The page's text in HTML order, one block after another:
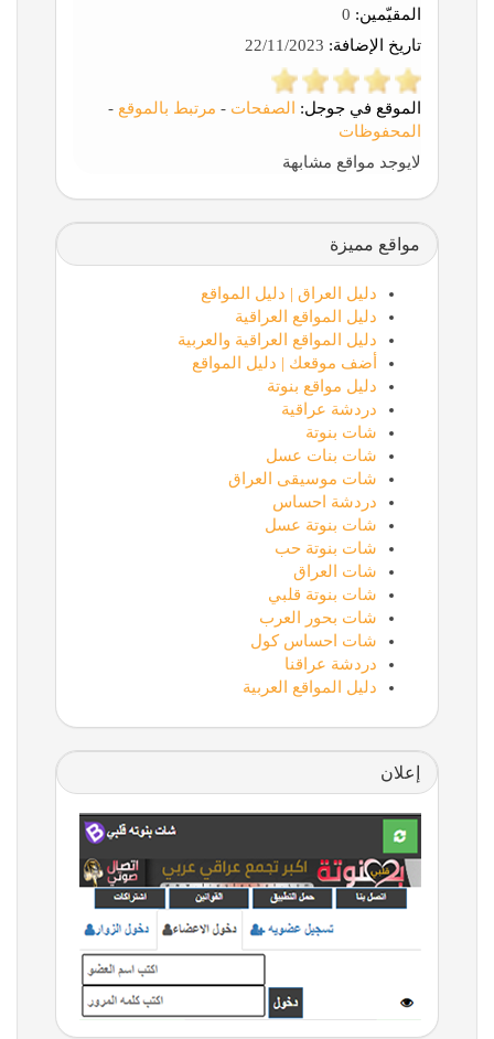
المقيّمين:
تاريخ الإضافة:
الموقع في جوجل: الصفحات - مرتبط بالموقع -
المحفوظات
لايوجد مواقع مشابهة
مواقع مميزة
دليل العراق | دليل المواقع
دليل المواقع العراقية
دليل المواقع العراقية والعربية
أضف موقعك | دليل المواقع
دليل مواقع بنوتة
دردشة عراقية
شات بنوتة
شات بنات عسل
شات موسيقى العراق
دردشة احساس
شات بنوتة عسل
شات بنوتة حب
شات العراق
شات بنوتة قلبي
شات بحور العرب
شات احساس كول
دردشة عراقنا
دليل المواقع العربية
إعلان